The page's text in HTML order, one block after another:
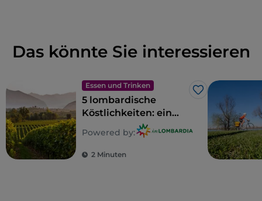
Das könnte Sie interessieren
Essen und Trinken
Like
5 lombardische
Köstlichkeiten: ein
Gebiet zum Genießen
Powered by:
2 Minuten